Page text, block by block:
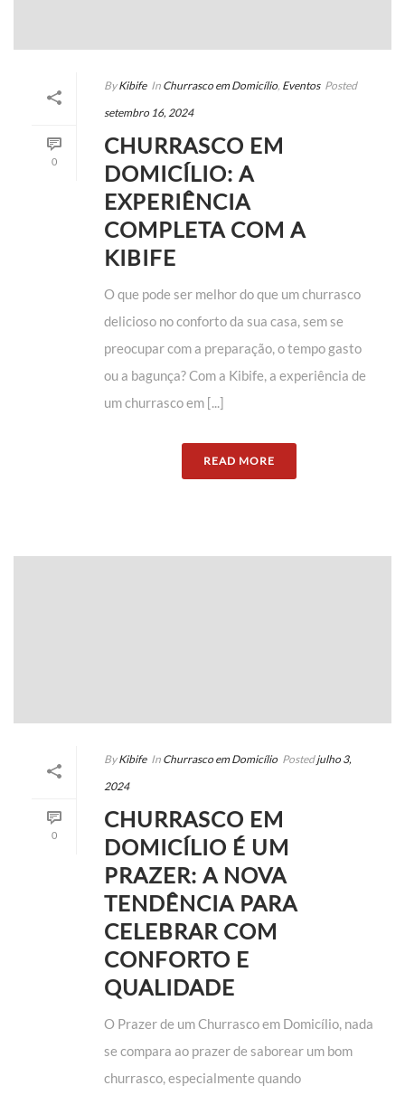
0
By Kibife In Churrasco em Domicílio, Eventos Posted
setembro 16, 2024
CHURRASCO EM
DOMICÍLIO: A
EXPERIÊNCIA
COMPLETA COM A
KIBIFE
O que pode ser melhor do que um churrasco
delicioso no conforto da sua casa, sem se
preocupar com a preparação, o tempo gasto
ou a bagunça? Com a Kibife, a experiência de
um churrasco em [...]
READ MORE
0
By Kibife In Churrasco em Domicílio Posted julho 3,
2024
CHURRASCO EM
DOMICÍLIO É UM
PRAZER: A NOVA
TENDÊNCIA PARA
CELEBRAR COM
CONFORTO E
QUALIDADE
O Prazer de um Churrasco em Domicílio, nada
se compara ao prazer de saborear um bom
churrasco, especialmente quando